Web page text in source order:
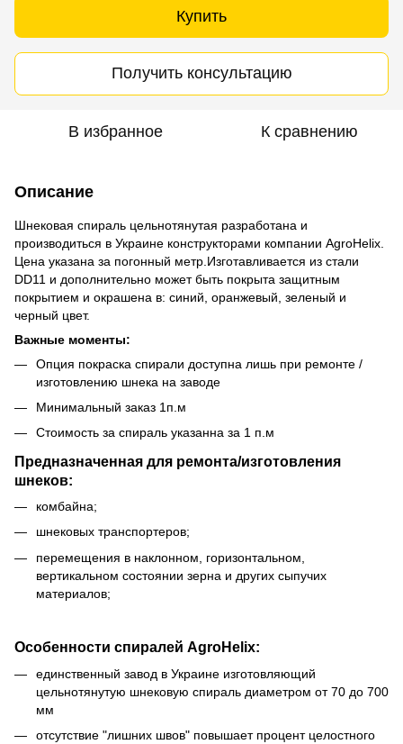
Купить
Получить консультацию
В избранное К сравнению
Описание
Шнековая спираль цельнотянутая разработана и
производиться в Украине конструкторами компании AgroHelix.
Цена указана за погонный метр.Изготавливается из стали
DD11 и дополнительно может быть покрыта защитным
покрытием и окрашена в: синий, оранжевый, зеленый и
черный цвет.
Важные моменты:
Опция покраска спирали доступна лишь при ремонте /
изготовлению шнека на заводе
Минимальный заказ 1п.м
Стоимость за спираль указанна за 1 п.м
Предназначенная для ремонта/изготовления
шнеков:
комбайна;
шнековых транспортеров;
перемещения в наклонном, горизонтальном,
вертикальном состоянии зерна и других сыпучих
материалов;
Особенности спиралей AgroHelix:
единственный завод в Украине изготовляющий
цельнотянутую шнековую спираль диаметром от 70 до 700
мм
отсутствие "лишних швов" повышает процент целостного